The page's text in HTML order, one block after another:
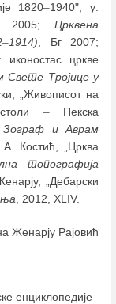
1820–1940", у:
2005;Црквена
–1914), Бг 2007;
иконостас цркве
Свете Тројице у
„Живописот на
–Пеќска
и Аврам
Костић, „Црква
топографија
„Дебарски
, 2012, XLIV.
Женарју Рајовић
енциклопедије